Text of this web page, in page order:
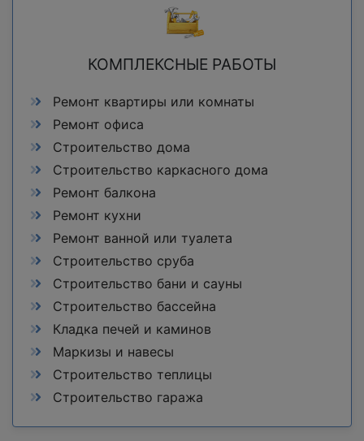
КОМПЛЕКСНЫЕ РАБОТЫ
Ремонт квартиры или комнаты
Ремонт офиса
Строительство дома
Строительство каркасного дома
Ремонт балкона
Ремонт кухни
Ремонт ванной или туалета
Строительство сруба
Строительство бани и сауны
Строительство бассейна
Кладка печей и каминов
Маркизы и навесы
Строительство теплицы
Строительство гаража